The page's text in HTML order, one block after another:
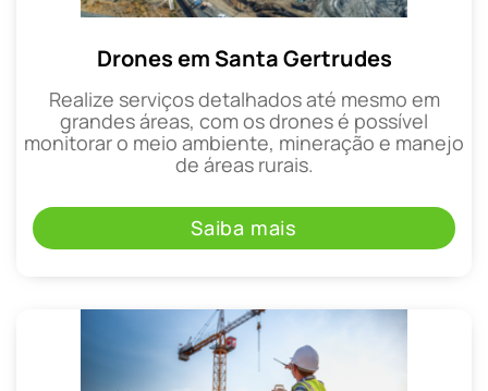
Drones em Santa Gertrudes
Realize serviços detalhados até mesmo em
grandes áreas, com os drones é possível
monitorar o meio ambiente, mineração e manejo
de áreas rurais.
Saiba mais